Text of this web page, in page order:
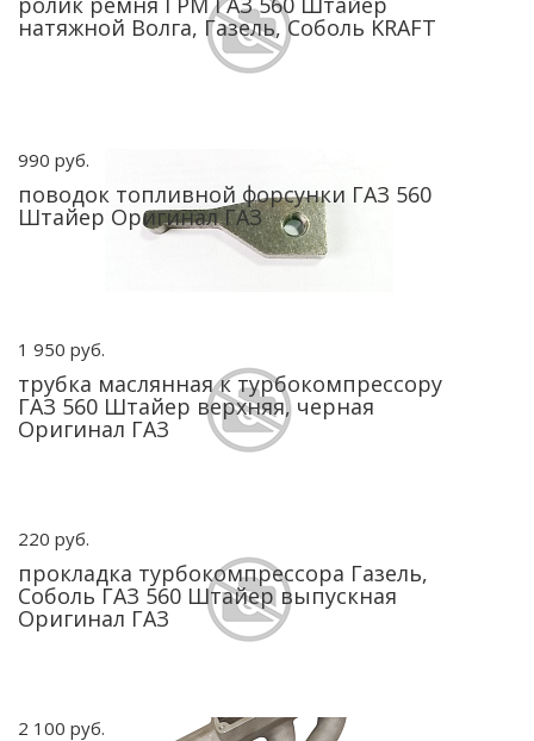
натяжной Волга, Газель, Соболь KRAFT
990 руб.
поводок топливной форсунки ГАЗ 560
Штайер Оригинал ГАЗ
1 950 руб.
трубка маслянная к турбокомпрессору
ГАЗ 560 Штайер верхняя, черная
Оригинал ГАЗ
220 руб.
прокладка турбокомпрессора Газель,
Соболь ГАЗ 560 Штайер выпускная
Оригинал ГАЗ
2 100 руб.